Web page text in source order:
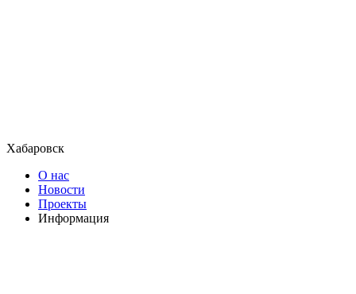
Хабаровск
О нас
Новости
Проекты
Информация